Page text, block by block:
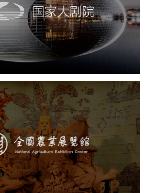
剧院 智慧展馆 展馆网站建设
业展览馆
展馆网站建设
博物馆展厅设计
展厅空间设计
企业展厅设计
北京展厅设计 产品展厅设计